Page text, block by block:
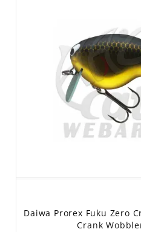
Daiwa Prorex Fuku Zero
Crank